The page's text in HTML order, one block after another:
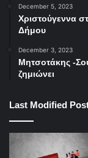
December 5, 2023
Χριστούγεννα
Δήμου
December 3, 2023
Μητσοτάκης -
ζημιώνει
Last Modified